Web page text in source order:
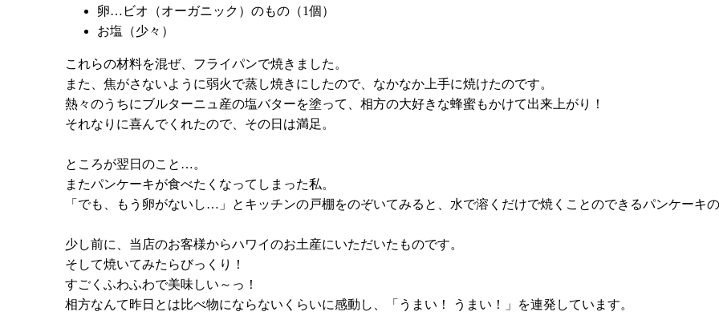
卵…ビオ（オーガニック）のもの（1個）
お塩（少々）
これらの材料を混ぜ、フライパンで焼きました。
また、焦がさないように弱火で蒸し焼きにしたので、なかなか上手に焼けたのです。
熱々のうちにブルターニュ産の塩バターを塗って、相方の大好きな蜂蜜もかけて出来上がり！
それなりに喜んでくれたので、その日は満足。
ところが翌日のこと…。
またパンケーキが食べたくなってしまった私。
「でも、もう卵がないし…」とキッチンの戸棚をのぞいてみると、水で溶くだけで焼くことのできるパンケーキの
少し前に、当店のお客様からハワイのお土産にいただいたものです。
そして焼いてみたらびっくり！
すごくふわふわで美味しい～っ！
相方なんて昨日とは比べ物にならないくらいに感動し、「うまい！ うまい！」を連発しています。